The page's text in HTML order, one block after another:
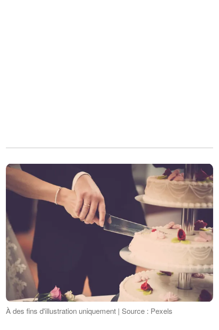
À des fins d'illustration uniquement | Source : Pexels